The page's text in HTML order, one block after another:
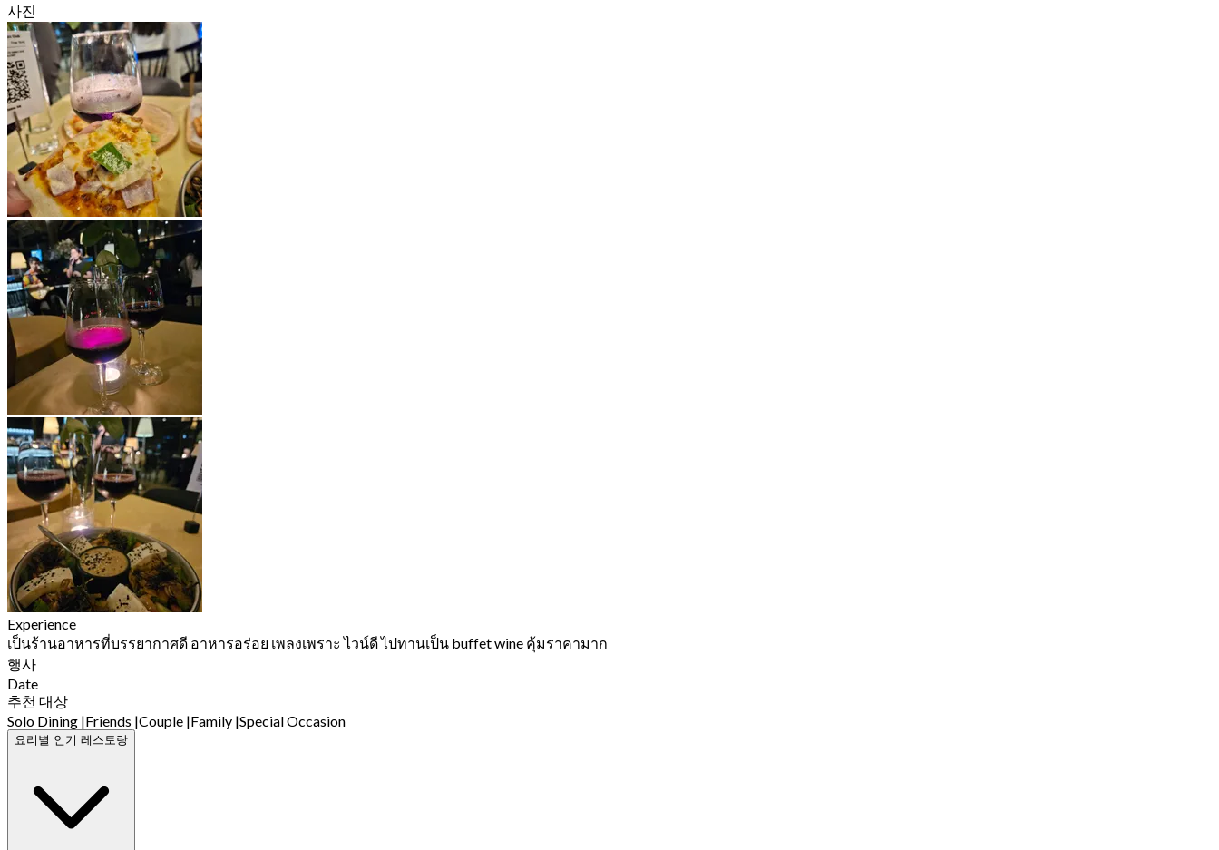
사진
Experience
เป็นร้านอาหารที่บรรยากาศดี อาหารอร่อย เพลงเพราะ ไวน์ดี ไปทานเป็น buffet wine คุ้มราคามาก
행사
Date
추천 대상
Solo Dining |Friends |Couple |Family |Special Occasion
요리별 인기 레스토랑